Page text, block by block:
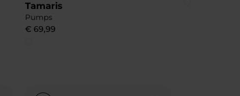
Tamaris
Pumps
€ 69,99